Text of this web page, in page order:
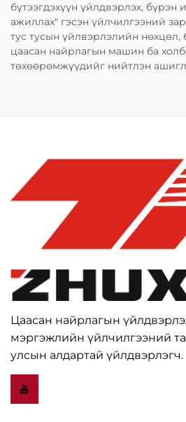
бүтээгдэхүүн үйлдвэрлэх, бүрэн
ажиллах" гэсэн үйлчилгээний
тус тусын үйлвэрлэлийн нөхцөл,
цаасан найрлагын машин ба
төхөөрөмжүүдийг нийтлэн
Цаасан найрлагын
мэргэжлийн үйлчилгээний
улсын алдартай үйлдвэрлэгч.